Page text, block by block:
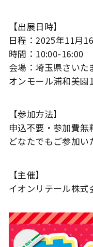
【出展日時】
日程：2025年11月16
時間：10:00-16:00
会場：埼玉県さいた
オンモール浦和美園
【参加方法】
申込不要・参加費無
どなたでもご参加い
【主催】
イオンリテール株式